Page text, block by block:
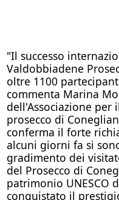
"Il successo
Valdobbiadene
oltre 1100
commenta Marina
dell'Associazione
prosecco di
conferma il forte
alcuni giorni fa si
gradimento dei
del Prosecco di
patrimonio UNESCO
conquistato il